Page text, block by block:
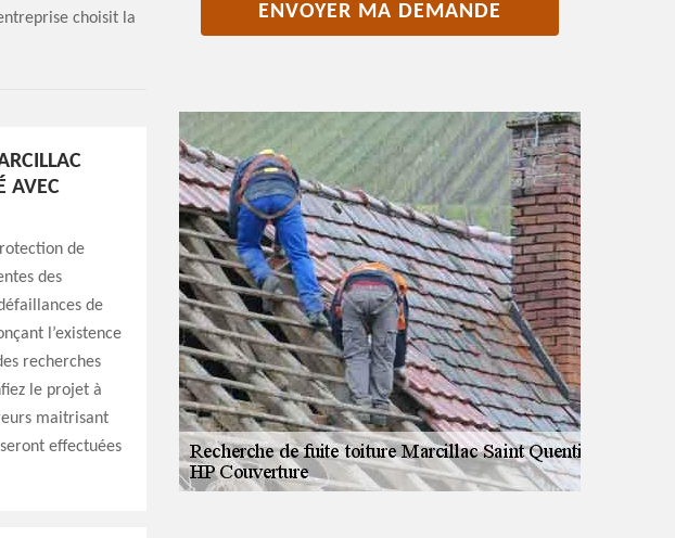
choisit la
AVEC
de
des
de
l’existence
recherches
le projet à
maitrisant
effectuées